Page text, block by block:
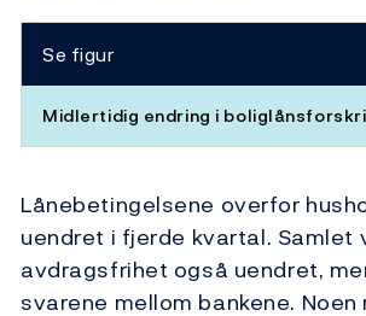
Se figur
Midlertidig endring i
Lånebetingelsene overfor
uendret i fjerde kvartal. Samlet
avdragsfrihet også uendret,
svarene mellom bankene.